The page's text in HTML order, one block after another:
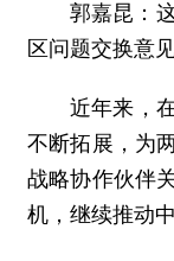
郭嘉昆：
区问题交换意见
近年来，
不断拓展，为
战略协作伙伴
机，继续推动